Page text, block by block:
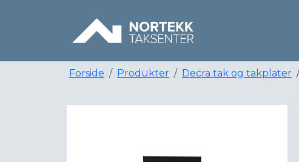
Forside Produkter Decra tak og takplater